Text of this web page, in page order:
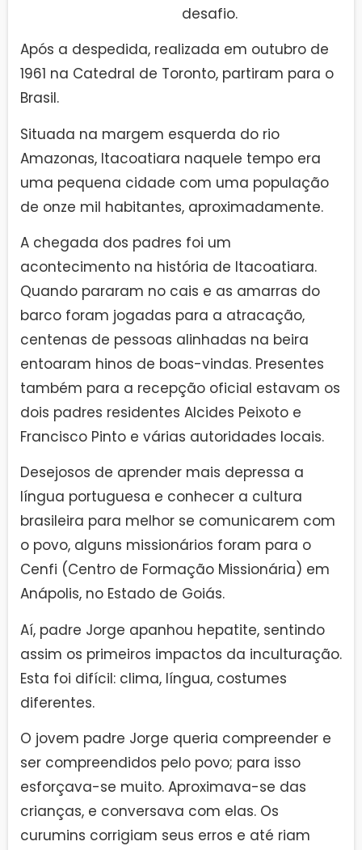
desafio.
Após a despedida, realizada em outubro de
1961 na Catedral de Toronto, partiram para o
Brasil.
Situada na margem esquerda do rio
Amazonas, Itacoatiara naquele tempo era
uma pequena cidade com uma população
de onze mil habitantes, aproximadamente.
A chegada dos padres foi um
acontecimento na história de Itacoatiara.
Quando pararam no cais e as amarras do
barco foram jogadas para a atracação,
centenas de pessoas alinhadas na beira
entoaram hinos de boas-vindas. Presentes
também para a recepção oficial estavam os
dois padres residentes Alcides Peixoto e
Francisco Pinto e várias autoridades locais.
Desejosos de aprender mais depressa a
língua portuguesa e conhecer a cultura
brasileira para melhor se comunicarem com
o povo, alguns missionários foram para o
Cenfi (Centro de Formação Missionária) em
Anápolis, no Estado de Goiás.
Aí, padre Jorge apanhou hepatite, sentindo
assim os primeiros impactos da inculturação.
Esta foi difícil: clima, língua, costumes
diferentes.
O jovem padre Jorge queria compreender e
ser compreendidos pelo povo; para isso
esforçava-se muito. Aproximava-se das
crianças, e conversava com elas. Os
curumins corrigiam seus erros e até riam